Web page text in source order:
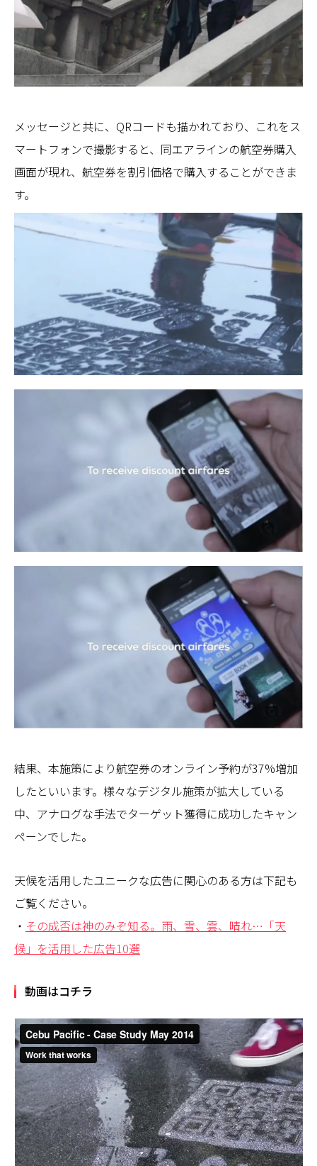
メッセージと共に、QRコードも描かれており、これをス
マートフォンで撮影すると、同エアラインの航空券購入
画面が現れ、航空券を割引価格で購入することができま
す。
結果、本施策により航空券のオンライン予約が37%増加
したといいます。様々なデジタル施策が拡大している
中、アナログな手法でターゲット獲得に成功したキャン
ペーンでした。
天候を活用したユニークな広告に関心のある方は下記も
ご覧ください。
・ その成否は神のみぞ知る。雨、雪、雲、晴れ…「天
候」を活用した広告10選
動画はコチラ